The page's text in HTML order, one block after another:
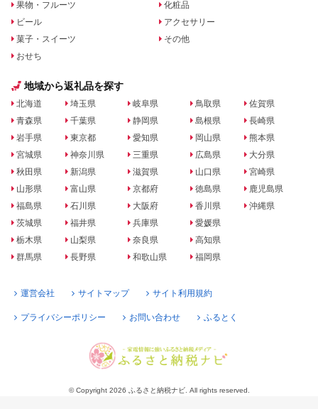
果物・フルーツ
ビール
菓子・スイーツ
おせち
化粧品
アクセサリー
その他
地域から返礼品を探す
北海道
青森県
岩手県
宮城県
秋田県
山形県
福島県
茨城県
栃木県
群馬県
埼玉県
千葉県
東京都
神奈川県
新潟県
富山県
石川県
福井県
山梨県
長野県
岐阜県
静岡県
愛知県
三重県
滋賀県
京都府
大阪府
兵庫県
奈良県
和歌山県
鳥取県
島根県
岡山県
広島県
山口県
徳島県
香川県
愛媛県
高知県
福岡県
佐賀県
長崎県
熊本県
大分県
宮崎県
鹿児島県
沖縄県
運営会社 サイトマップ サイト利用規約
プライバシーポリシー お問い合わせ ふるとく
© Copyright 2026 ふるさと納税ナビ. All rights reserved.